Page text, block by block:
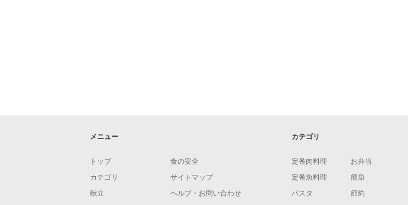
メニュー
トップ
カテゴリ
献立
食の安全
サイトマップ
ヘルプ・お問い合わせ
カテゴリ
定番肉料理
定番魚料理
パスタ
お弁当
簡単
節約